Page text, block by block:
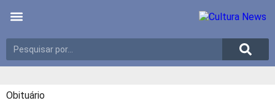
Obituário